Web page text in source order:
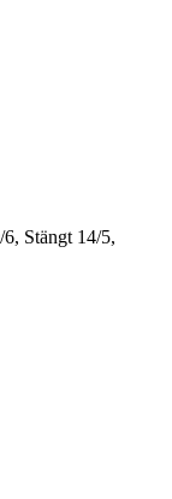
6, Stängt 14/5,